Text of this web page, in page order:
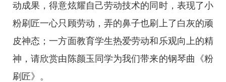
动成果，得意炫耀自己劳动技术的同时，表现了小
粉刷匠一心只顾劳动，弄的鼻子也刷上了白灰的顽
皮神态；一方面教育学生热爱劳动和乐观向上的精
神，请欣赏由陈颜玉同学为我们带来的钢琴曲《粉
刷匠》。